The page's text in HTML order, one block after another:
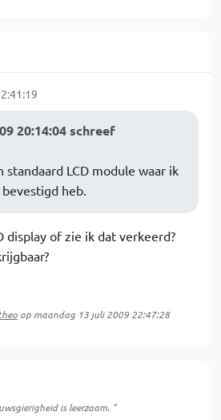
20:14:04 schreef
standaard LCD module waar ik
heb.
display of zie ik dat verkeerd?
op maandag 13 juli 2009 22:47:28
is leerzaam. "